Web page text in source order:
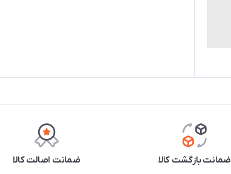
ضمانت بازگشت کالا ضمانت اصالت کالا